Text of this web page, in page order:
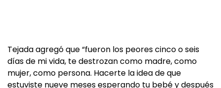
Tejada agregó que “fueron los peores cinco o seis
días de mi vida, te destrozan como madre, como
mujer, como persona. Hacerte la idea de que
estuviste nueve meses esperando tu bebé y después